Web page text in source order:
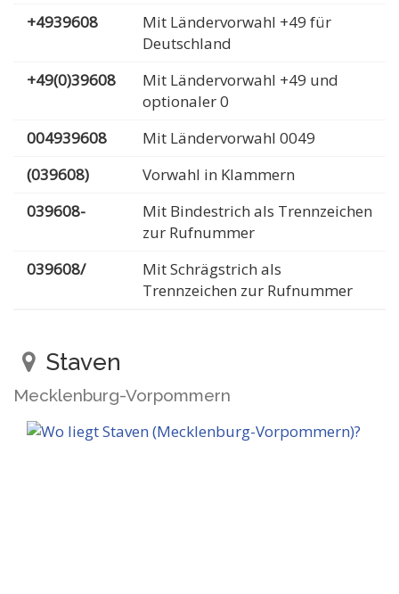
+4939608
Mit Ländervorwahl +49 für
Deutschland
+49(0)39608
Mit Ländervorwahl +49 und
optionaler 0
004939608
Mit Ländervorwahl 0049
(039608)
Vorwahl in Klammern
039608-
Mit Bindestrich als Trennzeichen
zur Rufnummer
039608/
Mit Schrägstrich als
Trennzeichen zur Rufnummer
Staven
Mecklenburg-Vorpommern